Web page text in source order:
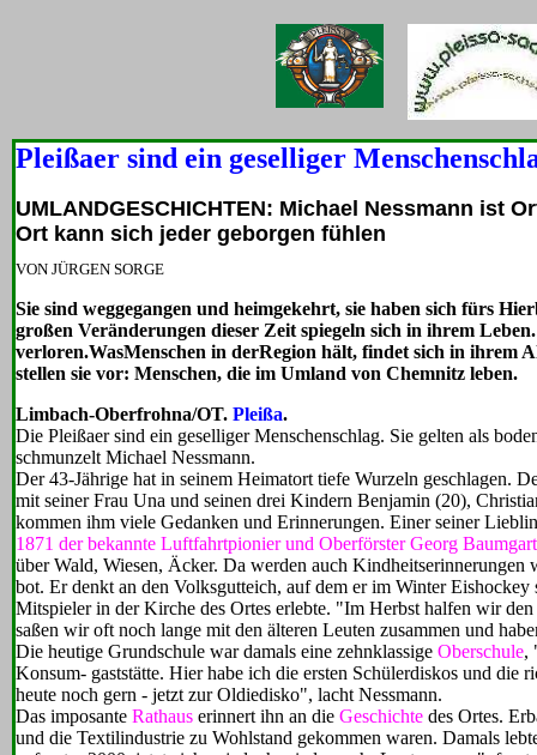
Pleißaer sind ein geselliger
UMLANDGESCHICHTEN: Michael Nessmann ist
Ort kann sich jeder geborgen fühlen
VON JÜRGEN SORGE
Sie sind weggegangen und heimgekehrt, sie haben sich fürs
großen Veränderungen dieser Zeit spiegeln sich in ihrem
verloren.WasMenschen in derRegion hält, findet sich in ihrem
stellen sie vor: Menschen, die im Umland von Chemnitz leben.
Limbach-Oberfrohna/OT. Pleißa.
Die Pleißaer sind ein geselliger Menschenschlag. Sie gelten als
schmunzelt Michael Nessmann.
Der 43-Jährige hat in seinem Heimatort tiefe Wurzeln geschlagen.
mit seiner Frau Una und seinen drei Kindern Benjamin (20),
kommen ihm viele Gedanken und Erinnerungen. Einer seiner
1871 der bekannte Luftfahrtpionier und Oberförster Georg
über Wald, Wiesen, Äcker. Da werden auch
bot. Er denkt an den Volksgutteich, auf dem er im Winter Eishockey
Mitspieler in der Kirche des Ortes erlebte. "Im Herbst halfen wir
saßen wir oft noch lange mit den älteren Leuten zusammen und
Die heutige Grundschule war damals eine zehnklassige Oberschule,
Konsum- gaststätte. Hier habe ich die ersten Schülerdiskos und die
heute noch gern - jetzt zur Oldiedisko", lacht Nessmann.
Das imposante Rathaus erinnert ihn an die Geschichte des Ortes.
und die Textilindustrie zu Wohlstand gekommen waren. Damals